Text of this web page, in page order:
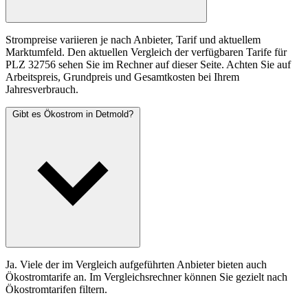
Strompreise variieren je nach Anbieter, Tarif und aktuellem
Marktumfeld. Den aktuellen Vergleich der verfügbaren Tarife für
PLZ 32756 sehen Sie im Rechner auf dieser Seite. Achten Sie auf
Arbeitspreis, Grundpreis und Gesamtkosten bei Ihrem
Jahresverbrauch.
Gibt es Ökostrom in Detmold?
Ja. Viele der im Vergleich aufgeführten Anbieter bieten auch
Ökostromtarife an. Im Vergleichsrechner können Sie gezielt nach
Ökostromtarifen filtern.